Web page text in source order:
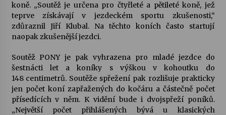
koně. „Soutěž je určena pro čtyřleté a pětileté koně, jež
teprve získávají v jezdeckém sportu zkušenosti,“
zdůraznil Jiří Klubal. Na těchto koních často startují
naopak zkušenější jezdci.
Soutěž PONY je pak vyhrazena pro mladé jezdce do
šestnácti let a koníky s výškou v kohoutku do
148 centimetrů. Soutěže spřežení pak rozlišuje prakticky
jen počet koní zapřažených do kočáru a částečně počet
přísedících v něm. K vidění bude i dvojspřeží poníků.
„Největší počet přihlášených bývá u klasických